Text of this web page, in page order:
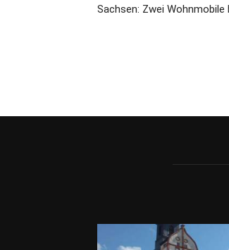
Sachsen: Zwei Wohnmobile